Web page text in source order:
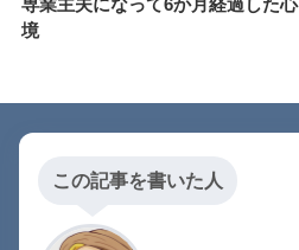
専業主夫になって6か月経過した心
境
この記事を書いた人